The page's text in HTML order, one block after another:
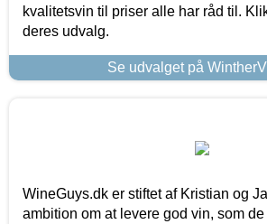
kvalitetsvin til priser alle har råd til.
deres udvalg.
Se udvalget på
WineGuys.dk er stiftet af Kristian og
ambition om at levere god vin, som